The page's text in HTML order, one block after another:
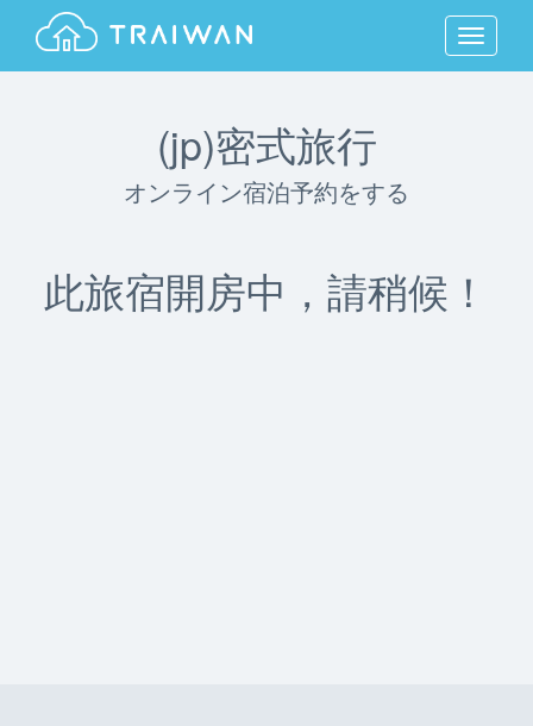
MENU
(jp)密式旅行
オンライン宿泊予約をする
此旅宿開房中，請稍候！